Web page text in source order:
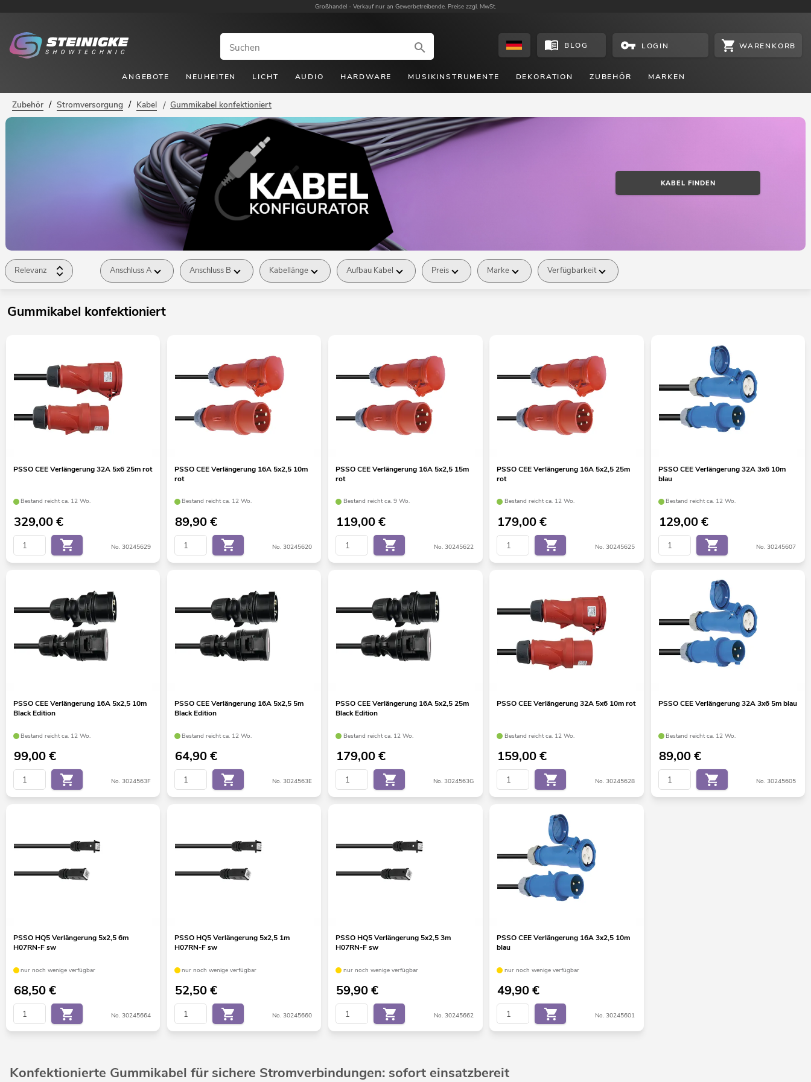
Großhandel - Verkauf nur an Gewerbetreibende. Preise zzgl. MwSt.
BLOG LOGIN WARENKORB
ANGEBOTE NEUHEITEN LICHT AUDIO HARDWARE MUSIKINSTRUMENTE DEKORATION ZUBEHÖR MARKEN
Zubehör / Stromversorgung / Kabel / Gummikabel konfektioniert
KABEL FINDEN
Relevanz Anschluss A Anschluss B Kabellänge Aufbau Kabel Preis Marke Verfügbarkeit
Gummikabel konfektioniert
PSSO CEE Verlängerung 32A 5x6 25m rot
Bestand reicht ca. 12 Wo.
329,00€
No. 30245629
PSSO CEE Verlängerung 16A 5x2,5 10m
rot
Bestand reicht ca. 12 Wo.
89,90€
No. 30245620
PSSO CEE Verlängerung 16A 5x2,5 15m
rot
Bestand reicht ca. 9 Wo.
119,00€
No. 30245622
PSSO CEE Verlängerung 16A 5x2,5 25m
rot
Bestand reicht ca. 12 Wo.
179,00€
No. 30245625
PSSO CEE Verlängerung 32A 3x6 10m
blau
Bestand reicht ca. 12 Wo.
129,00€
No. 30245607
PSSO CEE Verlängerung 16A 5x2,5 10m
Black Edition
Bestand reicht ca. 12 Wo.
99,00€
No. 3024563F
PSSO CEE Verlängerung 16A 5x2,5 5m
Black Edition
Bestand reicht ca. 12 Wo.
64,90€
No. 3024563E
PSSO CEE Verlängerung 16A 5x2,5 25m
Black Edition
Bestand reicht ca. 12 Wo.
179,00€
No. 3024563G
PSSO CEE Verlängerung 32A 5x6 10m rot
Bestand reicht ca. 12 Wo.
159,00€
No. 30245628
PSSO CEE Verlängerung 32A 3x6 5m blau
Bestand reicht ca. 12 Wo.
89,00€
No. 30245605
PSSO HQ5 Verlängerung 5x2,5 6m
H07RN-F sw
nur noch wenige verfügbar
68,50€
No. 30245664
PSSO HQ5 Verlängerung 5x2,5 1m
H07RN-F sw
nur noch wenige verfügbar
52,50€
No. 30245660
PSSO HQ5 Verlängerung 5x2,5 3m
H07RN-F sw
nur noch wenige verfügbar
59,90€
No. 30245662
PSSO CEE Verlängerung 16A 3x2,5 10m
blau
nur noch wenige verfügbar
49,90€
No. 30245601
Konfektionierte Gummikabel für sichere Stromverbindungen: sofort einsatzbereit